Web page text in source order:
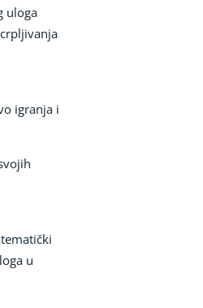
uloga
igranja i
u